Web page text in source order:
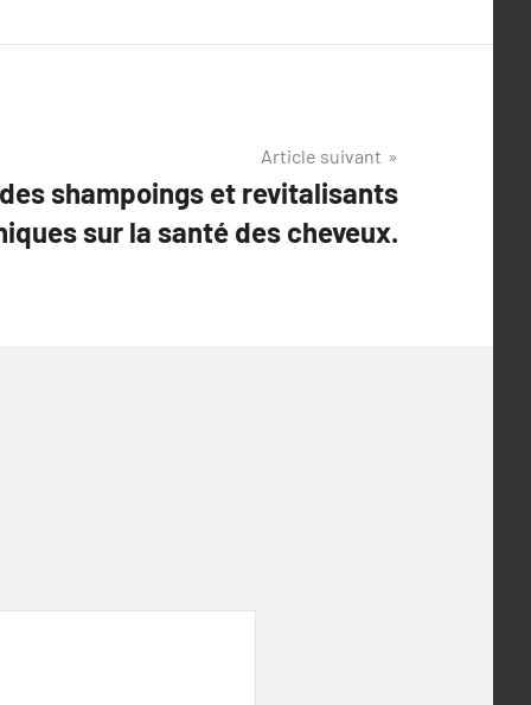
Article suivant
shampoings et revitalisants
sur la santé des cheveux.